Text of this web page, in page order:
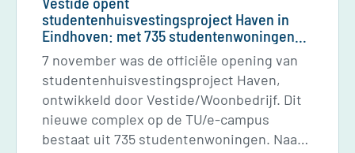
studentenhuisvestingsproject Haven in
Eindhoven: met 735 studentenwoningen
welzijn van studenten vergroten
7 november was de officiële opening van
studentenhuisvestingsproject Haven,
ontwikkeld door Vestide/Woonbedrijf. Dit
nieuwe complex op de TU/e-campus
bestaat uit 735 studentenwoningen. Naast